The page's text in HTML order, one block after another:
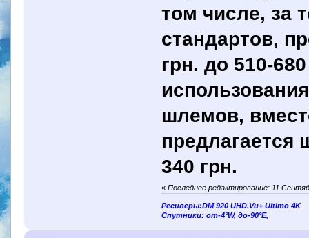
том числе, за
стандартов,
грн. до 510-
шлемов,
предлагается
340 грн.
«Последнее редактирование: 11
Ресиверы:DM 920 UHD.Vu+ Ultimo 4K
Спутники: от-4°W, до-90°E,